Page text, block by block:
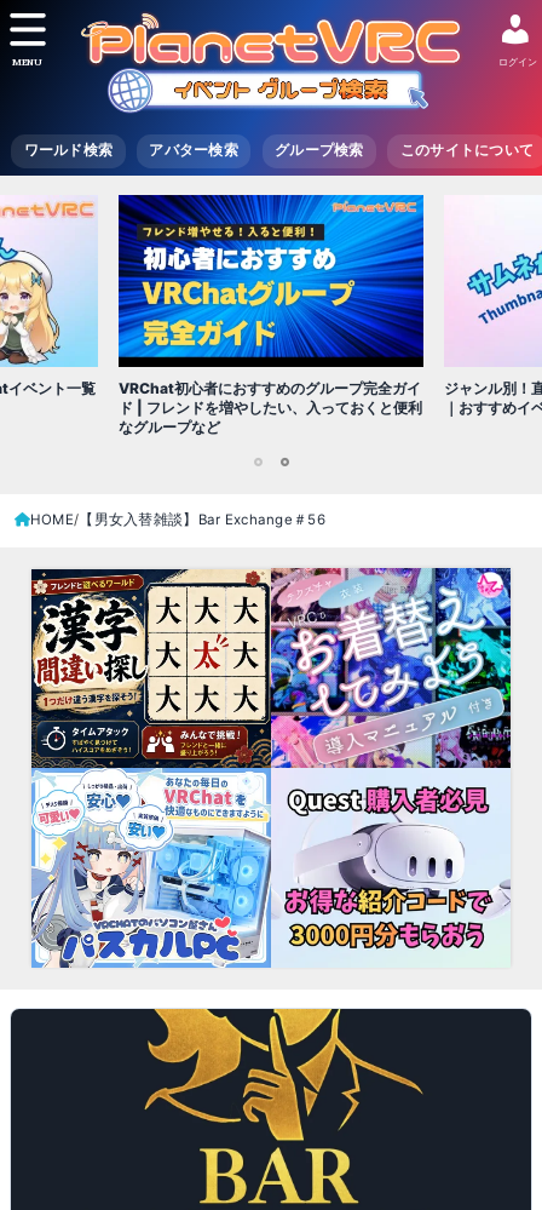
ワールド検索 アバター検索 グループ検索 このサイトについて
ログイン
MENU
イベント一覧
VRChat初心者におすすめのグループ完全ガイ
ド | フレンドを増やしたい、入っておくと便利
なグループなど
ジャンル別！
｜おすすめイ
HOME 【男女入替雑談】Bar Exchange＃56